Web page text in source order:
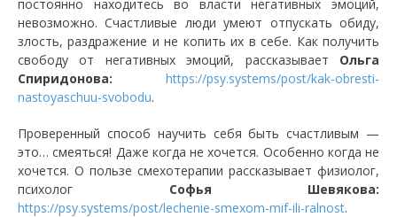
постоянно находитесь во власти негативных эмоций,
невозможно. Счастливые люди умеют отпускать обиду,
злость, раздражение и не копить их в себе. Как получить
свободу от негативных эмоций, рассказывает Ольга
Спиридонова:
https://psy.systems/post/kak-obresti-
nastoyaschuu-svobodu.
Проверенный способ научить себя быть счастливым —
это… смеяться! Даже когда не хочется. Особенно когда не
хочется. О пользе смехотерапии рассказывает физиолог,
психолог Софья Шевякова:
https://psy.systems/post/lechenie-smexom-mif-ili-ralnost.